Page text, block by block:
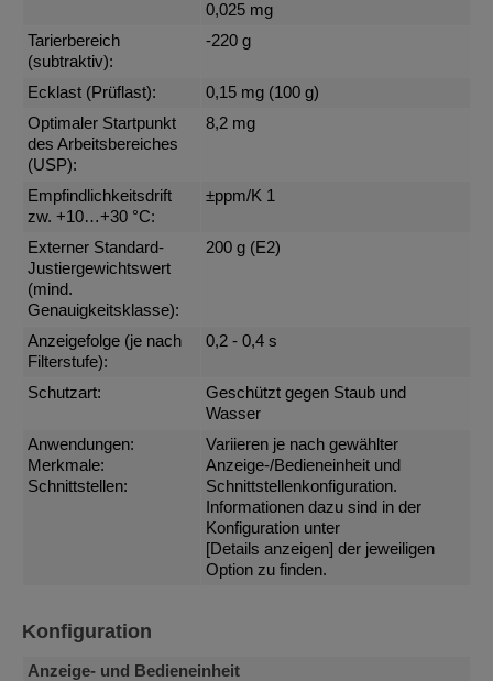
0,025 mg
Tarierbereich
(subtraktiv):
-220 g
Ecklast (Prüflast):
0,15 mg (100 g)
Optimaler Startpunkt
des Arbeitsbereiches
(USP):
8,2 mg
Empfindlichkeitsdrift
zw. +10…+30 °C:
±ppm/K 1
Externer Standard-
Justiergewichtswert
(mind.
Genauigkeitsklasse):
200 g (E2)
Anzeigefolge (je nach
Filterstufe):
0,2 - 0,4 s
Schutzart:
Geschützt gegen Staub und
Wasser
Anwendungen:
Merkmale:
Schnittstellen:
Variieren je nach gewählter
Anzeige-/Bedieneinheit und
Schnittstellenkonfiguration.
Informationen dazu sind in der
Konfiguration unter
[Details anzeigen] der jeweiligen
Option zu finden.
Konfiguration
Anzeige- und Bedieneinheit